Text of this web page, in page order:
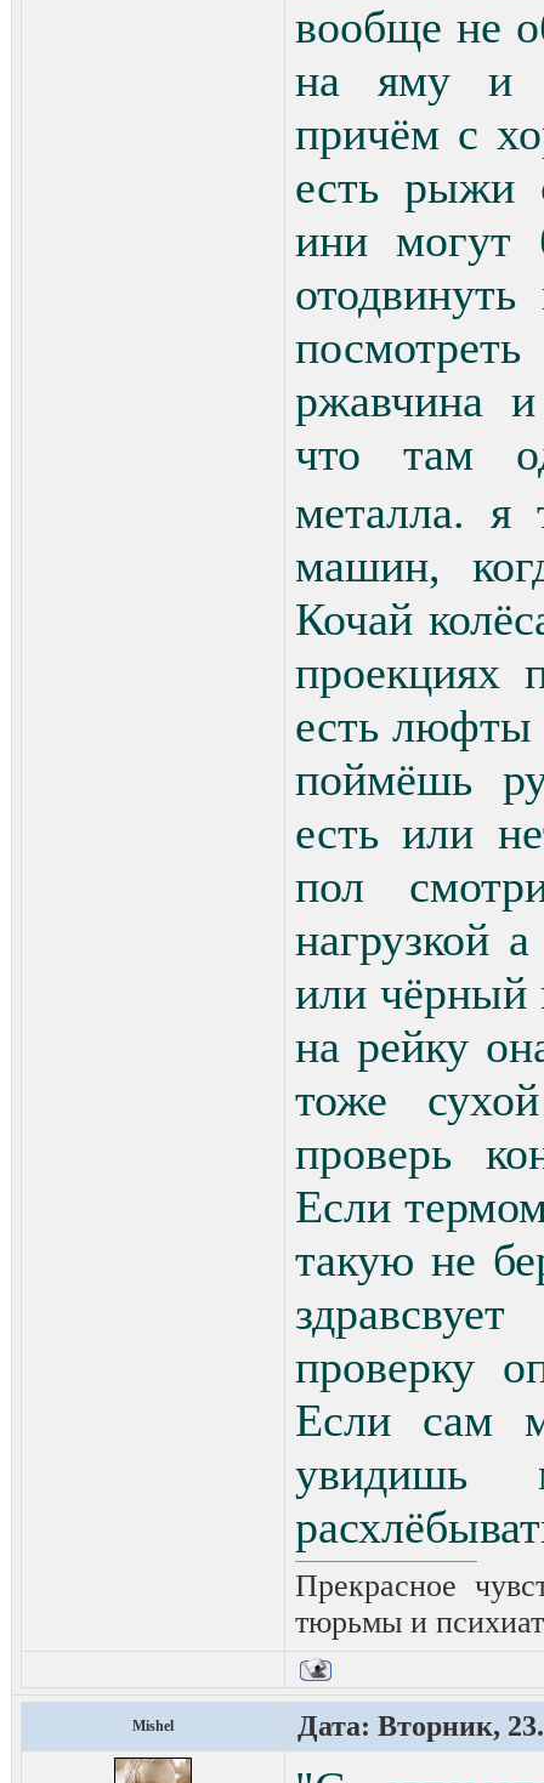
вообще не
на яму и
причём с
есть рыжи
ини могут
ржавчина
что там
металла. я
машин,
Кочай
проекциях
есть люфты
поймёшь
есть или
пол
нагрузкой
или чёрный
на рейку
тоже
проверь
Если
такую не
проверку
Если сам
увидишь
Прекрасное
тюрьмы и
Mishel Дата: Вторник,